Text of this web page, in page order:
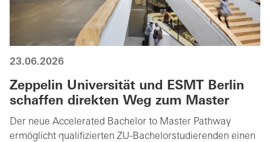
23.06.2026
Zeppelin Universität und ESMT Berlin
schaffen direkten Weg zum Master
Der neue Accelerated Bachelor to Master Pathway
ermöglicht qualifizierten ZU-Bachelorstudierenden einen